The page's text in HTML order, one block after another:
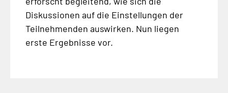
Diskussionen auf die Einstellungen der
Teilnehmenden auswirken. Nun liegen
erste Ergebnisse vor.